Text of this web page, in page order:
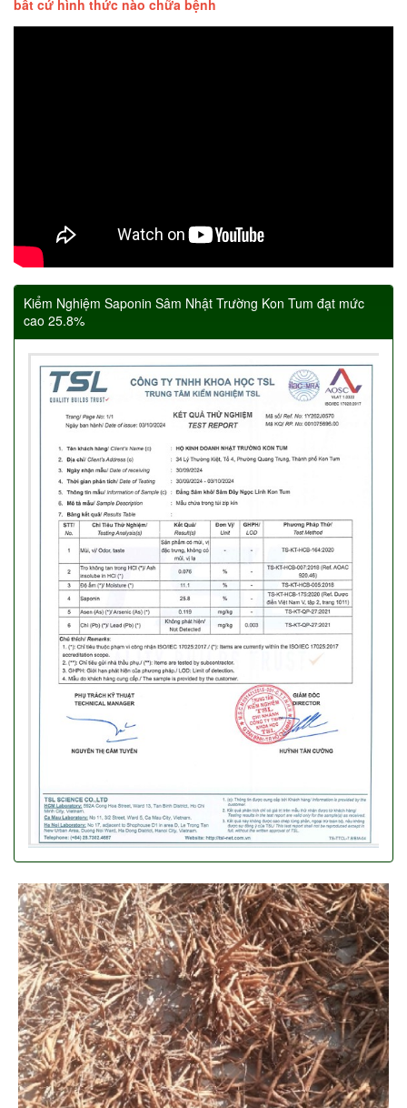
bất cứ hình thức nào chữa bệnh
Kiểm Nghiệm Saponin Sâm Nhật Trường Kon Tum đạt mức
cao 25.8%